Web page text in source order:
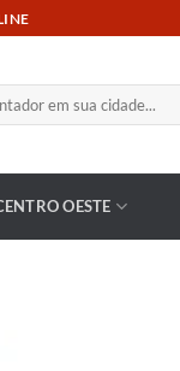
OESTE